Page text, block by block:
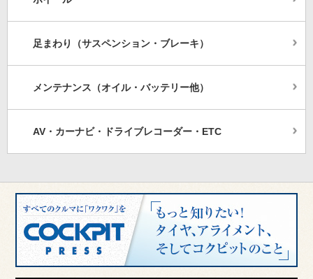
足まわり（サスペンション・ブレーキ）
メンテナンス（オイル・バッテリー他）
AV・カーナビ・ドライブレコーダー・ETC